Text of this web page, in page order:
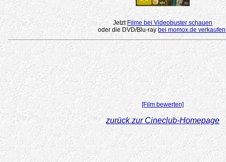
Jetzt Filme bei Videobuster schauen
oder die DVD/Blu-raybei momox.de verkaufen
[Film bewerten]
zurück zur Cineclub-Homepage